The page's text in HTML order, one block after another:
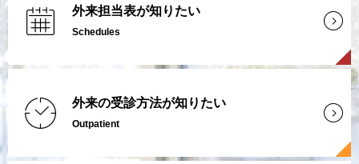
外来担当表が知りたい
Schedules
外来の受診方法が知りたい
Outpatient